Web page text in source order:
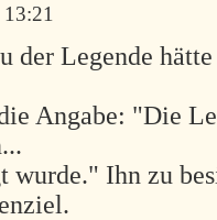
der Legende
Angabe: "Die
Ihn zu